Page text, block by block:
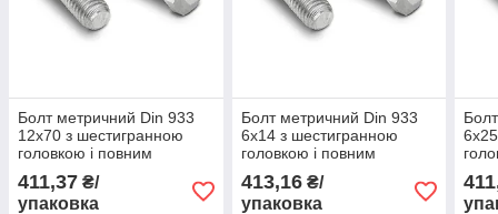
Болт метричний Din 933
12x70 з шестигранною
головкою і повним
оцинкований 25 шт
411,37 ₴/
упаковка
Болт метричний Din 933
6x14 з шестигранною
головкою і повним
оцинкований 350 шт
413,16₴/
упаковка